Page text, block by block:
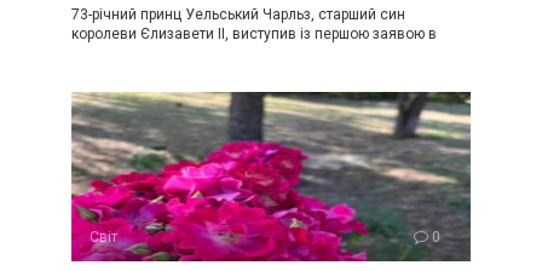
73-річний принц Уельський Чарльз, старший син
королеви Єлизавети II, виступив із першою заявою в
Світ 0